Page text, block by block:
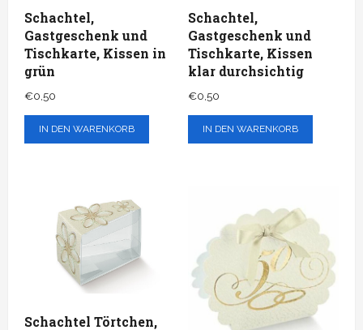
Schachtel,
Gastgeschenk und
Tischkarte, Kissen in
grün
€0,50
IN DEN WARENKORB
Schachtel,
Gastgeschenk und
Tischkarte, Kissen
klar durchsichtig
€0,50
IN DEN WARENKORB
Schachtel Törtchen,